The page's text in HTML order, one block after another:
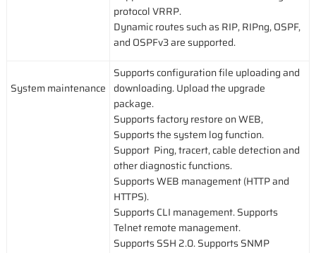
protocol VRRP.
Dynamic routes such as RIP, RIPng, OSPF,
and OSPFv3 are supported.
System maintenance
Supports configuration file uploading and
downloading. Upload the upgrade
package.
Supports factory restore on WEB,
Supports the system log function.
Support Ping, tracert, cable detection and
other diagnostic functions.
Supports WEB management (HTTP and
HTTPS).
Supports CLI management. Supports
Telnet remote management.
Supports SSH 2.0. Supports SNMP